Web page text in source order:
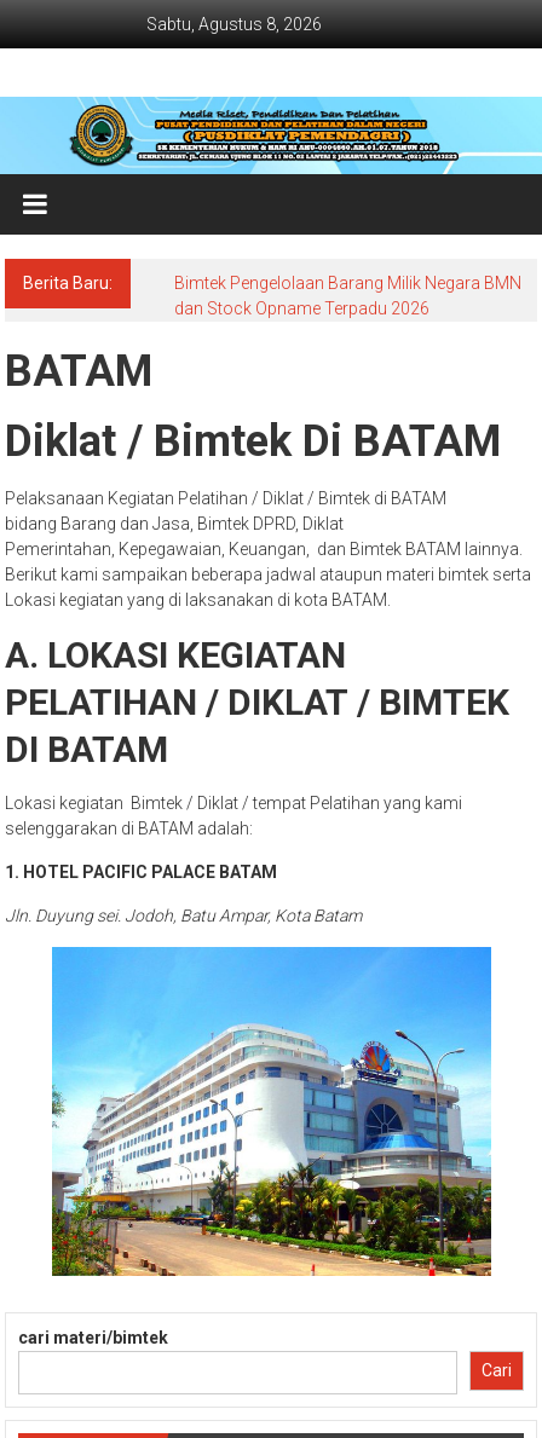
Sabtu, Agustus 8, 2026
Jadwal
Bimtek
dan
Diklat
Terbaru
Dan
Berita Baru:
Bimtek Pengelolaan Barang Milik Negara BMN
dan Stock Opname Terpadu 2026
BATAM
Diklat / Bimtek Di BATAM
Pelaksanaan Kegiatan Pelatihan / Diklat / Bimtek di BATAM
bidang Barang dan Jasa, Bimtek DPRD, Diklat
Pemerintahan, Kepegawaian, Keuangan, dan Bimtek BATAM lainnya.
Berikut kami sampaikan beberapa jadwal ataupun materi bimtek serta
Lokasi kegiatan yang di laksanakan di kota BATAM.
A. LOKASI KEGIATAN
PELATIHAN / DIKLAT / BIMTEK
DI BATAM
Lokasi kegiatan Bimtek / Diklat / tempat Pelatihan yang kami
selenggarakan di BATAM adalah:
1. HOTEL PACIFIC PALACE BATAM
Jln. Duyung sei. Jodoh, Batu Ampar, Kota Batam
cari materi/bimtek
Cari